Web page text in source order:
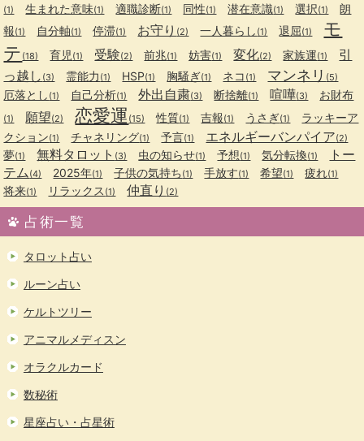
(1) 生まれた意味(1) 適職診断(1) 同性(1) 潜在意識(1) 選択(1)
朗
報(1) 自分軸(1) 停滞(1) お守り (2) 一人暮らし (1) 退屈(1)
モ
テ (18) 育児 (1) 受験(2) 前兆(1) 妨害(1) 変化(2) 家族運(1)
引
っ越し (3) 霊能力 (1) HSP(1) 胸騒ぎ(1) ネコ (1) マンネリ (5)
厄落とし (1) 自己分析(1) 外出自粛(3) 断捨離(1) 喧嘩(3) お財布
(1) 願望(2) 恋愛運 (15) 性質(1) 吉報(1) うさぎ(1)
ラッキーア
クション(1) チャネリング(1) 予言(1) エネルギーバンパイア(2)
夢(1) 無料タロット (3) 虫の知らせ(1) 予想(1) 気分転換(1)
トー
テム (4) 2025年(1) 子供の気持ち(1) 手放す(1) 希望(1) 疲れ(1)
将来(1) リラックス (1) 仲直り (2)
占術一覧
タロット占い
ルーン占い
ケルトツリー
アニマルメディスン
オラクルカード
数秘術
星座占い・占星術